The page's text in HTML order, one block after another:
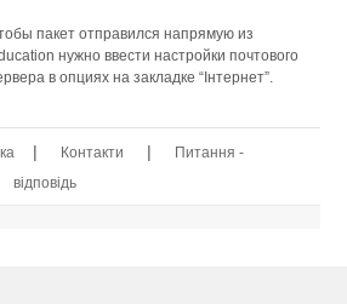
пакет отправился напрямую из
нужно ввести настройки почтового
в опциях на закладке “Інтернет”.
| Контакти |
Питання -
відповідь